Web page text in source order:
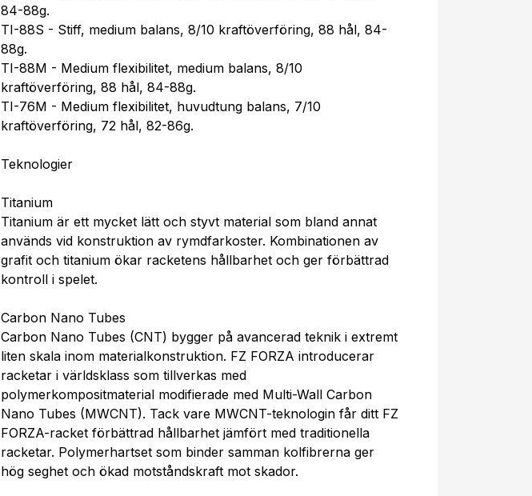
84-88g.
TI-88S - Stiff, medium balans, 8/10 kraftöverföring, 88 hål, 84-
88g.
TI-88M - Medium flexibilitet, medium balans, 8/10
kraftöverföring, 88 hål, 84-88g.
TI-76M - Medium flexibilitet, huvudtung balans, 7/10
kraftöverföring, 72 hål, 82-86g.
Teknologier
Titanium
Titanium är ett mycket lätt och styvt material som bland annat
används vid konstruktion av rymdfarkoster. Kombinationen av
grafit och titanium ökar racketens hållbarhet och ger förbättrad
kontroll i spelet.
Carbon Nano Tubes
Carbon Nano Tubes (CNT) bygger på avancerad teknik i extremt
liten skala inom materialkonstruktion. FZ FORZA introducerar
racketar i världsklass som tillverkas med
polymerkompositmaterial modifierade med Multi-Wall Carbon
Nano Tubes (MWCNT). Tack vare MWCNT-teknologin får ditt FZ
FORZA-racket förbättrad hållbarhet jämfört med traditionella
racketar. Polymerhartset som binder samman kolfibrerna ger
hög seghet och ökad motståndskraft mot skador.